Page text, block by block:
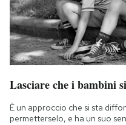
Lasciare che i bambini
È un approccio che si sta
permetterselo, e ha un suo